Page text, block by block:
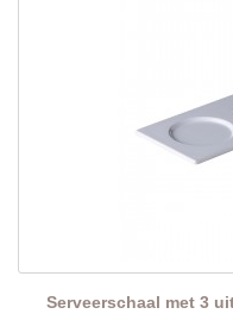
Serveerschaal met 3